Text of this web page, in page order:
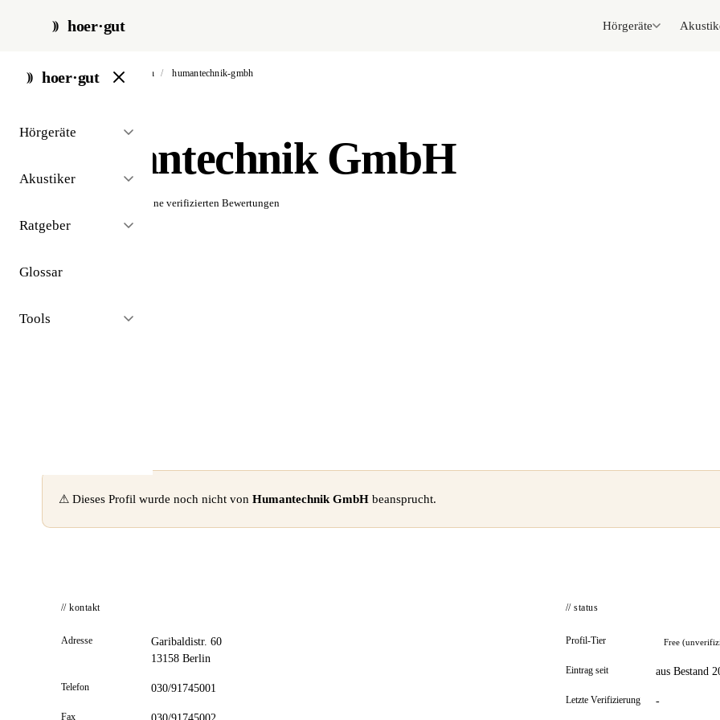
hoer·gut Hörgeräte
hoer·gut
Hörgeräte
Akustiker
Ratgeber
Glossar
Tools
start / akustiker / berlin / humantechnik-gmbh
Humantechnik GmbH
Noch keine verifizierten Bewertungen
⚠ Dieses Profil wurde noch nicht von Humantechnik GmbH beansprucht.
// kontakt
Adresse
Garibaldistr. 60
13158 Berlin
Telefon 030/91745001
Fax
// status
Profil-Tier Free
Eintrag seit aus Bestand
Letzte Verifizierung -